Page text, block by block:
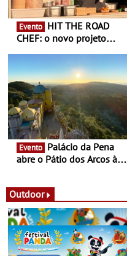
Evento
CHEF: o novo projeto
Queiroz Ribeiro - Um novo
conceito gastronómico
itinerante que percorre
Portugal
Evento
abre o Pátio dos Arcos à
Outdoor